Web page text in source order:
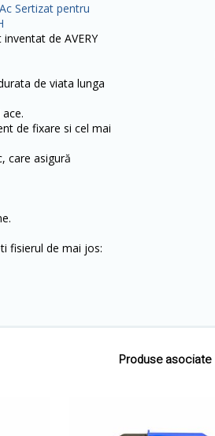
Ac Sertizat pentru
de AVERY
de viata lunga
de fixare si cel mai
care asigură
fisierul de mai jos:
Produse asociate